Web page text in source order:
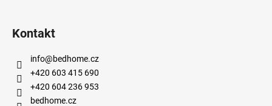
Kontakt
info@bedhome.cz
+420 603 415 690
+420 604 236 953
bedhome.cz